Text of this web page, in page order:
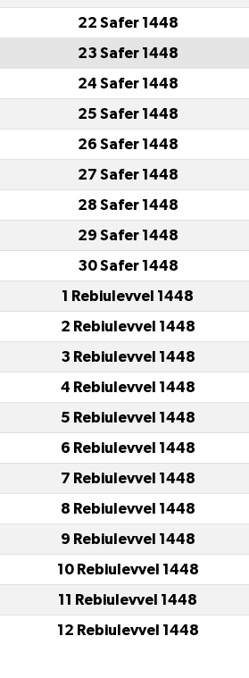
22 Safer 1448
23 Safer 1448
24 Safer 1448
25 Safer 1448
26 Safer 1448
27 Safer 1448
28 Safer 1448
29 Safer 1448
30 Safer 1448
1 Rebiulevvel 1448
2 Rebiulevvel 1448
3 Rebiulevvel 1448
4 Rebiulevvel 1448
5 Rebiulevvel 1448
6 Rebiulevvel 1448
7 Rebiulevvel 1448
8 Rebiulevvel 1448
9 Rebiulevvel 1448
10 Rebiulevvel 1448
11 Rebiulevvel 1448
12 Rebiulevvel 1448